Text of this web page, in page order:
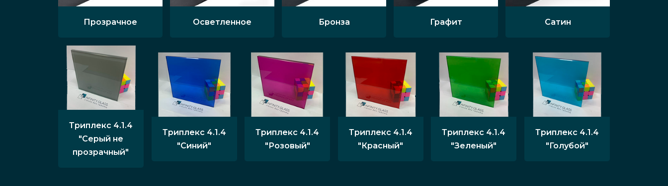
Прозрачное Осветленное Бронза Графит Сатин
Триплекс 4.1.4
"Серый не
прозрачный"
Триплекс 4.1.4
"Синий"
Триплекс 4.1.4
"Розовый"
Триплекс 4.1.4
"Красный"
Триплекс 4.1.4
"Зеленый"
Триплекс 4.1.4
"Голубой"